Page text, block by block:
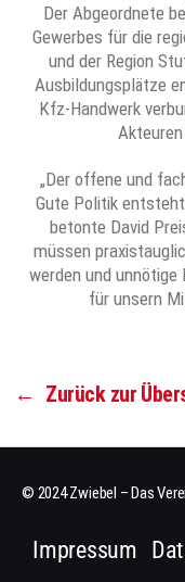
Der Abgeordnete
Gewerbes für die
und der Region
Ausbildungsplätze
Kfz-Handwerk
„Der offene und
Gute Politik
betonte David
müssen
werden und unnötige
für unsern
← Zurück zur
© 2024 Zwiebel – Das
Impressum